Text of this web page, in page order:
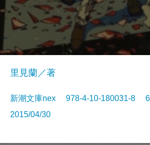
里見蘭／著
新潮文庫nex 978-4-10-180031-8
2015/04/30